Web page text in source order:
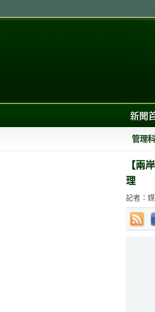
新聞
管理
【兩
理
記者：